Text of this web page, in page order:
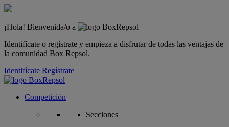
¡Hola! Bienvenida/o a
Identifícate o regístrate y empieza a disfrutar de todas las ventajas de
la comunidad Box Repsol.
Identifícate Regístrate
Competición
Secciones